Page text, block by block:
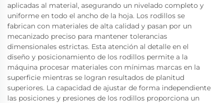
aplicadas al material, asegurando un nivelado completo y
uniforme en todo el ancho de la hoja. Los rodillos se
fabrican con materiales de alta calidad y pasan por un
mecanizado preciso para mantener tolerancias
dimensionales estrictas. Esta atención al detalle en el
diseño y posicionamiento de los rodillos permite a la
máquina procesar materiales con mínimas marcas en la
superficie mientras se logran resultados de planitud
superiores. La capacidad de ajustar de forma independiente
las posiciones y presiones de los rodillos proporciona un